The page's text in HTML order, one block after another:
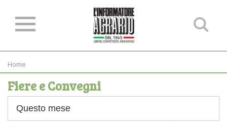
Home
Fiere e Convegni